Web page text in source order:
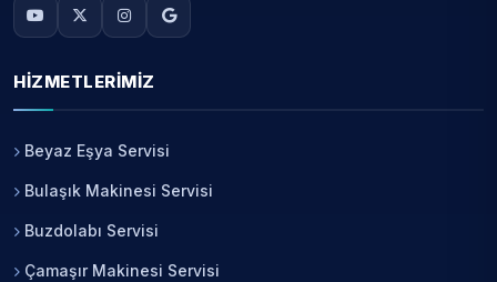
HIZMETLERIMIZ
Beyaz Eşya Servisi
Bulaşık Makinesi Servisi
Buzdolabı Servisi
Çamaşır Makinesi Servisi